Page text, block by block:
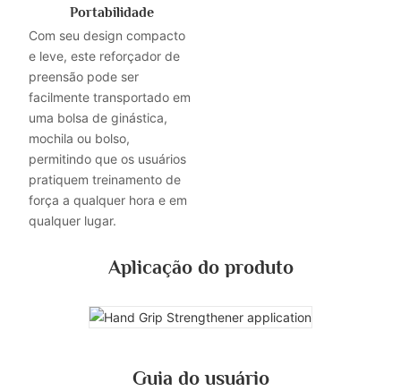
Portabilidade
Com seu design compacto
e leve, este reforçador de
preensão pode ser
facilmente transportado em
uma bolsa de ginástica,
mochila ou bolso,
permitindo que os usuários
pratiquem treinamento de
força a qualquer hora e em
qualquer lugar.
Aplicação do produto
Guia do usuário